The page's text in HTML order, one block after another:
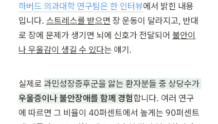
하버드 의과대학 연구팀은 한 인터뷰에서 밝힌 내용
입니다. 스트레스를 받으면 장 운동이 달라지고, 반대
로 장에 문제가 생기면 뇌에 신호가 전달되어 불안이
나 우울감이 생길 수 있다는 얘기.
실제로
우울증이나 불안장애를 함께 경험합니다. 여러 연구
에 따르면 그 비율이 40퍼센트에서 높게는 90퍼센트